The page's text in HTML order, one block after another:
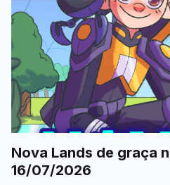
Nova Lands de graça
16/07/2026